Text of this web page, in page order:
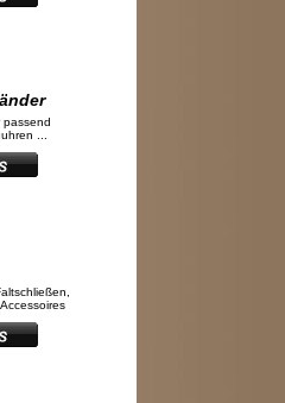
passend
...